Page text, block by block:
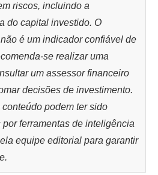
riscos, incluindo a
do capital investido. O
é um indicador confiável de
se realizar uma
um assessor financeiro
decisões de investimento.
podem ter sido
ferramentas de inteligência
equipe editorial para garantir